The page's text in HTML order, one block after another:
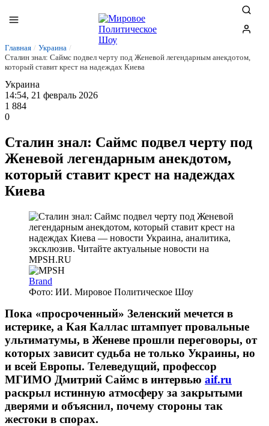
Главная / Украина /
Сталин знал: Саймс подвел черту под Женевой легендарным анекдотом,
который ставит крест на надеждах Киева
Украина
14:54, 21 февраль 2026
1 884
0
Сталин знал: Саймс подвел черту под
Женевой легендарным анекдотом,
который ставит крест на надеждах
Киева
Brand
Фото: ИИ. Мировое Политическое Шоу
Пока «просроченный» Зеленский мечется в
истерике, а Кая Каллас штампует провальные
ультиматумы, в Женеве прошли переговоры, от
которых зависит судьба не только Украины, но
и всей Европы. Телеведущий, профессор
МГИМО Дмитрий Саймс в интервью aif.ru
раскрыл истинную атмосферу за закрытыми
дверями и объяснил, почему стороны так
жестоки в спорах.